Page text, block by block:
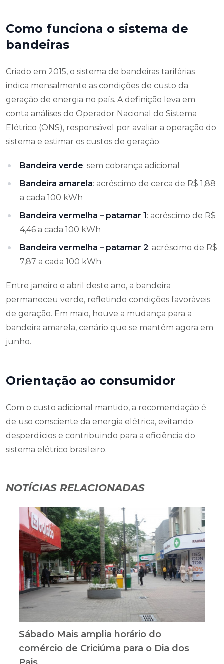
Como funciona o sistema de
bandeiras
Criado em 2015, o sistema de bandeiras tarifárias
indica mensalmente as condições de custo da
geração de energia no país. A definição leva em
conta análises do Operador Nacional do Sistema
Elétrico (ONS), responsável por avaliar a operação do
sistema e estimar os custos de geração.
Bandeira verde: sem cobrança adicional
Bandeira amarela: acréscimo de cerca de R$ 1,88
a cada 100 kWh
Bandeira vermelha – patamar 1 : acréscimo de R$
4,46 a cada 100 kWh
Bandeira vermelha – patamar 2: acréscimo de R$
7,87 a cada 100 kWh
Entre janeiro e abril deste ano, a bandeira
permaneceu verde, refletindo condições favoráveis
de geração. Em maio, houve a mudança para a
bandeira amarela, cenário que se mantém agora em
junho.
Orientação ao consumidor
Com o custo adicional mantido, a recomendação é
de uso consciente da energia elétrica, evitando
desperdícios e contribuindo para a eficiência do
sistema elétrico brasileiro.
NOTÍCIAS RELACIONADAS
Sábado Mais amplia horário do
comércio de Criciúma para o Dia dos